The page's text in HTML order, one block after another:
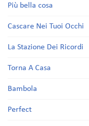
Più bella cosa
Cascare Nei Tuoi Occhi
La Stazione Dei Ricordi
Torna A Casa
Bambola
Perfect